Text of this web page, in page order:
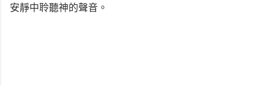
安靜中聆聽神的聲音。